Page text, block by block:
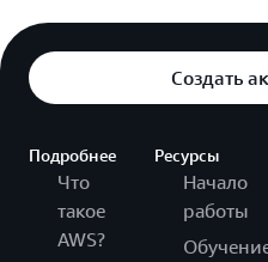
Создать
Подробнее
Что
такое
AWS?
Ресурсы
Начало
работы